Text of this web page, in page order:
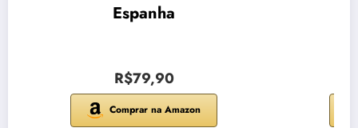
Espanha
R$79,90
Comprar na Amazon